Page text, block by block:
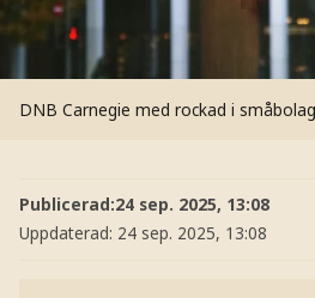
DNB Carnegie med rockad i
Publicerad:24 sep. 2025, 13:08
Uppdaterad: 24 sep. 2025, 13:08